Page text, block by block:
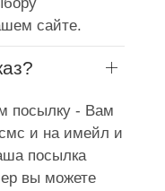
сайте.
посылку - Вам
и на имейл и
посылка
вы можете